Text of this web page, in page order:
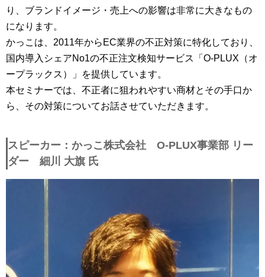
り、ブランドイメージ・売上への影響は非常に大きなもの
になります。
かっこは、2011年からEC業界の不正対策に特化しており、
国内導入シェアNo1の不正注文検知サービス「O-PLUX（オ
ープラックス）」を提供しています。
本セミナーでは、不正者に狙われやすい商材とその手口か
ら、その対策についてお話させていただきます。
スピーカー：かっこ株式会社 O-PLUX事業部 リー
ダー 細川 大旗 氏